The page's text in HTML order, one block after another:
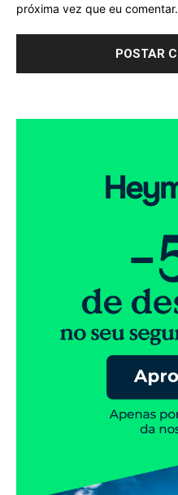
próxima vez que eu comentar.